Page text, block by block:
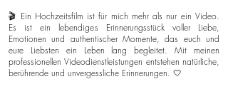
🎬 Ein Hochzeitsfilm ist für mich mehr als nur ein Video.
Es ist ein lebendiges Erinnerungsstück voller Liebe,
Emotionen und authentischer Momente, das euch und
eure Liebsten ein Leben lang begleitet. Mit meinen
professionellen Videodienstleistungen entstehen natürliche,
berührende und unvergessliche Erinnerungen. 🤍